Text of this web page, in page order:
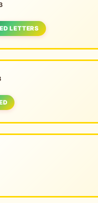
LETTERS